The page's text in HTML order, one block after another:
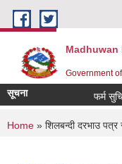
Skip to main content
Government
सूचना फर्म
You are
Home » शिलबन्दी दरभाउ